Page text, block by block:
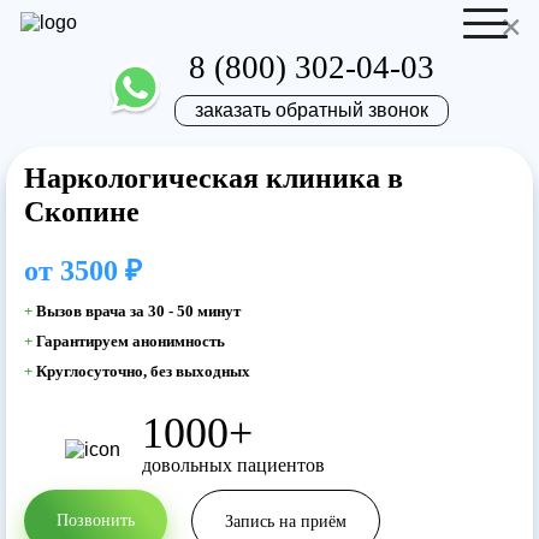
8 (800) 302-04-03
заказать обратный звонок
Наркологическая клиника в
Скопине
от 3500 ₽
+ Вызов врача за 30 - 50 минут
+ Гарантируем анонимность
+ Круглосуточно, без выходных
1000+
довольных пациентов
Позвонить Запись на приём
Запись на приём
Ваше имя
Ваш телефон
Ваша заявка
отправлена
Наш врач свяжется с вами в самое
ближайшее время!
Отправить резюме
Ваше имя
×